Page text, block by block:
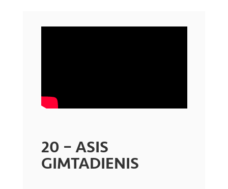
20 – ASIS
GIMTADIENIS